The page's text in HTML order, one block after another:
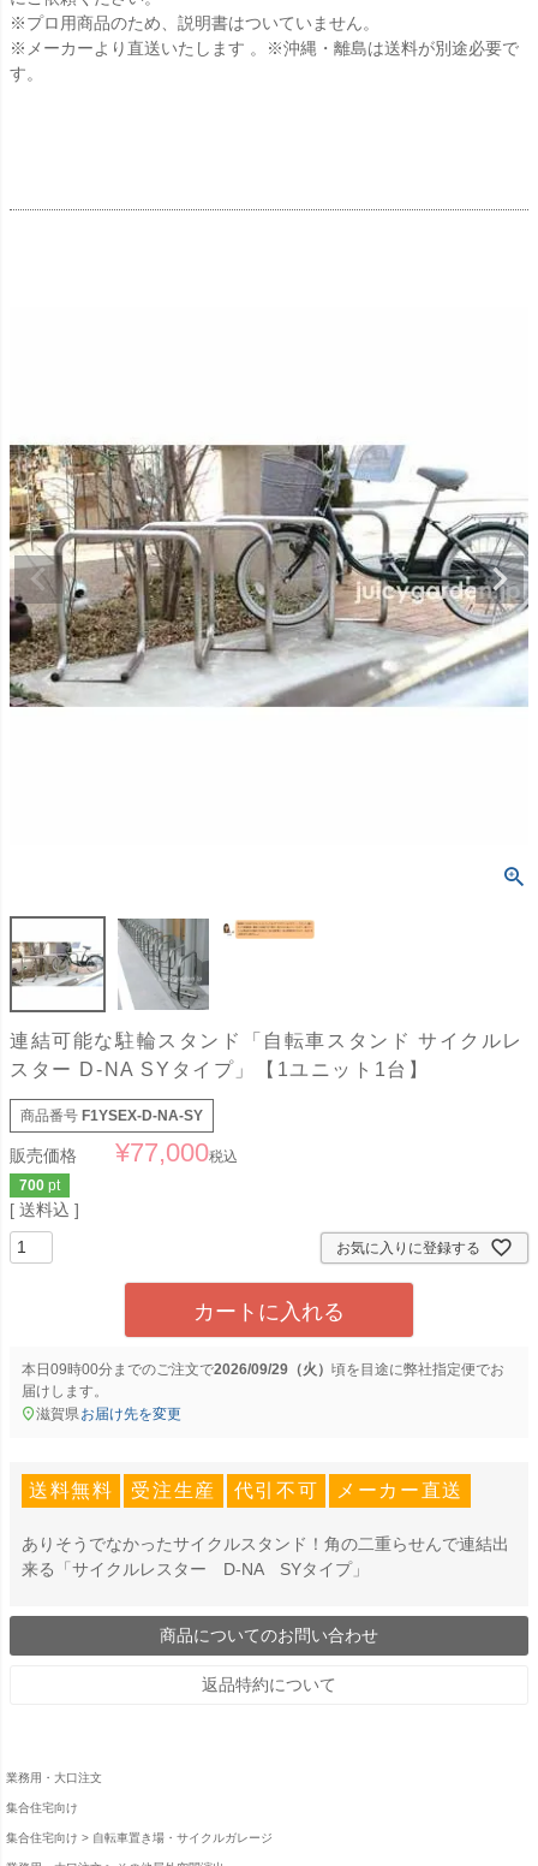
※プロ用商品のため、説明書はついていません。
※メーカーより直送いたします 。※沖縄・離島は送料が別途必要で
す。
連結可能な駐輪スタンド「自転車スタンド サイクルレ
スター D-NA SYタイプ」【1ユニット1台】
商品番号 F1YSEX-D-NA-SY
販売価格 ¥77,000税込
700 pt
送料込
お気に入りに登録する
カートに入れる
本日09時00分までのご注文で2026/09/29（火） に弊社指定便でお
届けします。
滋賀県 お届け先を変更
送料無料 受注生産 代引不可 メーカー直送
ありそうでなかったサイクルスタンド！角の二重らせんで連結出
来る「サイクルレスター D-NA SYタイプ」
商品についてのお問い合わせ
返品特約について
業務用・大口注文
集合住宅向け
集合住宅向け 自転車置き場・サイクルガレージ